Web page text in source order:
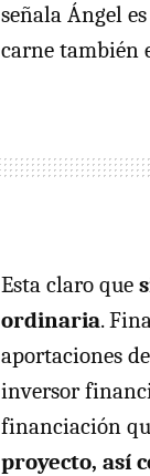
señala Ángel
carne también
Esta claro que
ordinaria.
aportaciones
inversor
financiación
proyecto, así